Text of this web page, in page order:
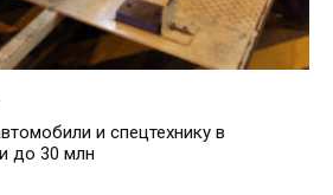
и спецтехнику в
до 30 млн